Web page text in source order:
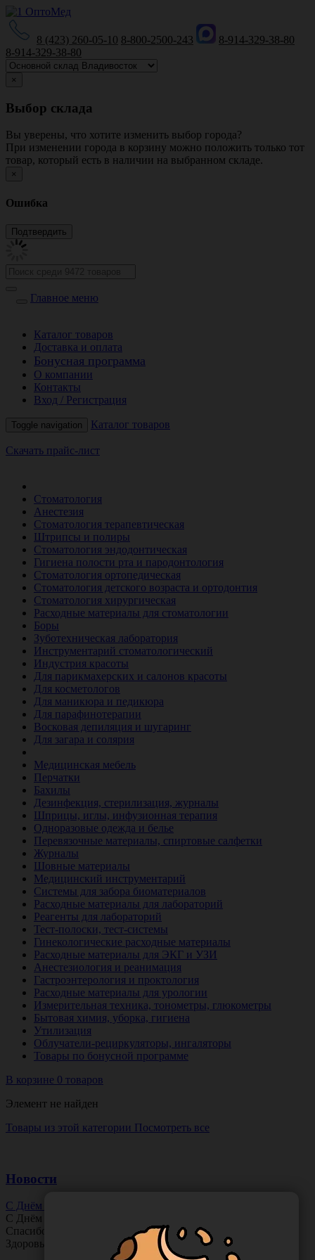
8 (423) 260-05-10 8-800-2500-243
8-914-329-38-80
8-914-329-38-80
×
Выбор склада
Вы уверены, что хотите изменить выбор города?
При изменении города в корзину можно положить только тот
товар, который есть в наличии на выбранном складе.
×
Ошибка
Главное меню
Каталог товаров
Доставка и оплата
Бонусная программа
О компании
Контакты
Вход / Регистрация
Toggle navigation Каталог товаров
Скачать прайс-лист
Стоматология
Анестезия
Стоматология терапевтическая
Штрипсы и полиры
Стоматология эндодонтическая
Гигиена полости рта и пародонтология
Стоматология ортопедическая
Стоматология детского возраста и ортодонтия
Стоматология хирургическая
Расходные материалы для стоматологии
Боры
Зуботехническая лаборатория
Инструментарий стоматологический
Индустрия красоты
Для парикмахерских и салонов красоты
Для косметологов
Для маникюра и педикюра
Для парафинотерапии
Восковая депиляция и шугаринг
Для загара и солярия
Медицинская мебель
Перчатки
Бахилы
Дезинфекция, стерилизация, журналы
Шприцы, иглы, инфузионная терапия
Одноразовые одежда и белье
Перевязочные материалы, спиртовые салфетки
Журналы
Шовные материалы
Медицинский инструментарий
Системы для забора биоматериалов
Расходные материалы для лабораторий
Реагенты для лабораторий
Тест-полоски, тест-системы
Гинекологические расходные материалы
Расходные материалы для ЭКГ и УЗИ
Анестезиология и реанимация
Гастроэнтерология и проктология
Расходные материалы для урологии
Измерительная техника, тонометры, глюкометры
Бытовая химия, уборка, гигиена
Утилизация
Облучатели-рециркуляторы, ингаляторы
Товары по бонусной программе
В корзине 0 товаров
Элемент не найден
Товары из этой категории Посмотреть все
Новости
С Днём Офтальмолога!
С Днём
Спасибо за ясное зрение и заботу о пациентах.
Здоровья вам и новых профессиональных побед!